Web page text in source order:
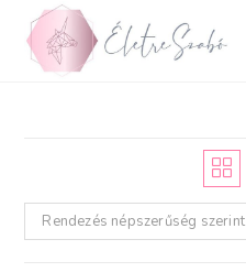
content
Rendezés népszerűség szerint